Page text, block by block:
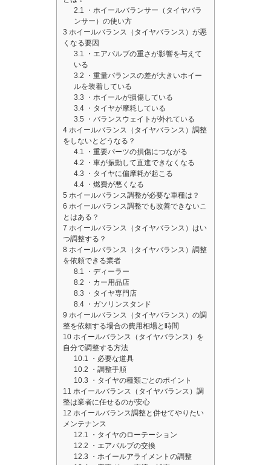
2.1 ・ホイールバランサー（タイヤバラ
ンサー）の使い方
3 ホイールバランス（タイヤバランス）が悪
くなる要因
3.1 ・エアバルブの重さが影響を与えて
いる
3.2 ・重量バランスの差が大きいホイー
ルを装着している
3.3 ・ホイールが損傷している
3.4 ・タイヤが摩耗している
3.5 ・バランスウェイトが外れている
4 ホイールバランス（タイヤバランス）調整
をしないとどうなる？
4.1 ・重要パーツの損傷につながる
4.2 ・車が振動して直進できなくなる
4.3 ・タイヤに偏摩耗が起こる
4.4 ・燃費が悪くなる
5 ホイールバランス調整が必要な車種は？
6 ホイールバランス調整でも改善できないこ
とはある？
7 ホイールバランス（タイヤバランス）はい
つ調整する？
8 ホイールバランス（タイヤバランス）調整
を依頼できる業者
8.1 ・ディーラー
8.2 ・カー用品店
8.3 ・タイヤ専門店
8.4 ・ガソリンスタンド
9 ホイールバランス（タイヤバランス）の調
整を依頼する場合の費用相場と時間
10 ホイールバランス（タイヤバランス）を
自分で調整する方法
10.1 ・必要な道具
10.2 ・調整手順
10.3 ・タイヤの種類ごとのポイント
11 ホイールバランス（タイヤバランス）調
整は業者に任せるのが安心
12 ホイールバランス調整と併せてやりたい
メンテナンス
12.1 ・タイヤのローテーション
12.2 ・エアバルブの交換
12.3 ・ホイールアライメントの調整